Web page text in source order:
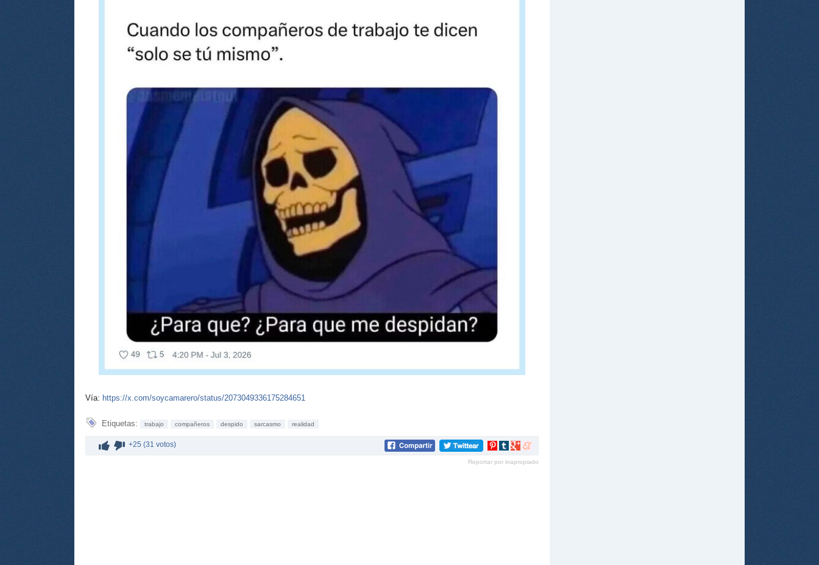
Vía: https://x.com/soycamarero/status/2073049336175284651
Etiquetas: trabajo compañeros despido sarcasmo realidad
+25 (31 votos)
Compartir
Pinterest
Compartir
tumblr
Compartir
Google+
Compartir
meneame
Reportar por inapropiado